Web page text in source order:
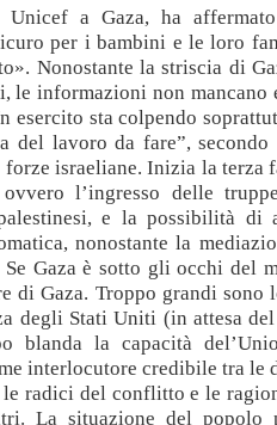
Unicef a Gaza, ha
per i bambini e le loro
Nonostante la striscia di
le informazioni non mancano
esercito sta colpendo
del lavoro da fare”,
israeliane. Inizia la terza
l’ingresso delle
e la possibilità di
nonostante la
Gaza è sotto gli occhi del
di Gaza. Troppo grandi sono
degli Stati Uniti (in attesa
blanda la capacità
interlocutore credibile tra le
le radici del conflitto e le
La situazione del popolo